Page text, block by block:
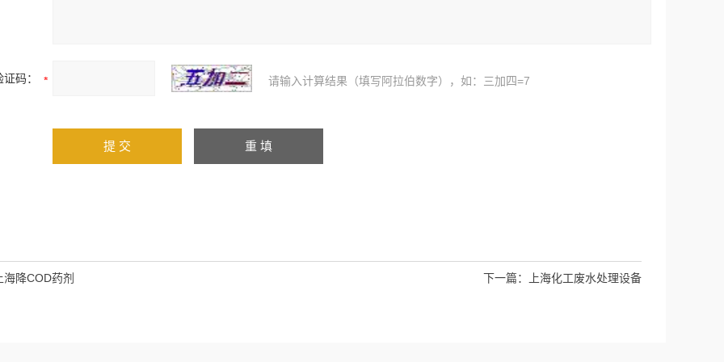
证码： 请输入计算结果（填写阿拉伯数字），如：三加四=7
海降COD药剂 下一篇： 上海化工废水处理设备